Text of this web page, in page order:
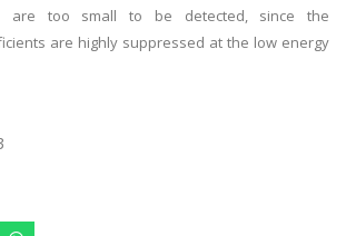
are too small to be detected, since the
are highly suppressed at the low energy